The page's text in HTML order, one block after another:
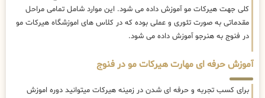
کلی جهت هیرکات مو آموزش داده می شود. این موارد شامل تمامی مراحل
مقدماتی به صورت تئوری و عملی بوده که در کلاس های اموزشگاه هیرکات مو
در فنوج به هنرجو آموزش داده می شود.
آموزش حرفه ای مهارت هیرکات مو در فنوج
برای کسب تجربه و حرفه ای شدن در زمینه هیرکات میتوانید دوره اموزش